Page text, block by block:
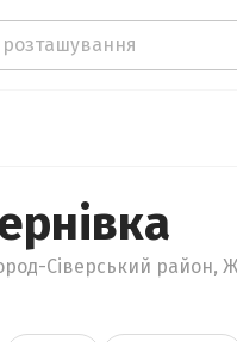
Сіверський район,